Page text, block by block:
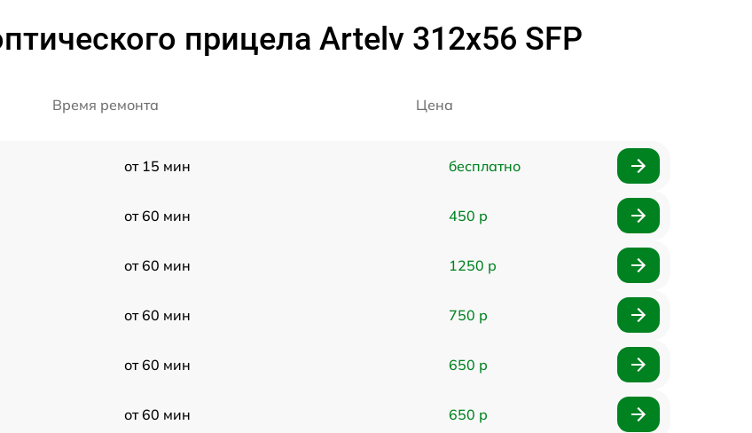
прицела Artelv 312x56 SFP
Время ремонта Цена
от 15 мин бесплатно
от 60 мин 450 р
от 60 мин 1250 р
от 60 мин 750 р
от 60 мин 650 р
от 60 мин 650 р